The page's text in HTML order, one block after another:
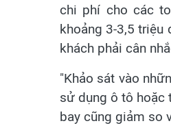
chi phí cho các
khoảng 3-3,5 triệu
khách phải cân
"Khảo sát vào
sử dụng ô tô hoặc
bay cũng giảm so